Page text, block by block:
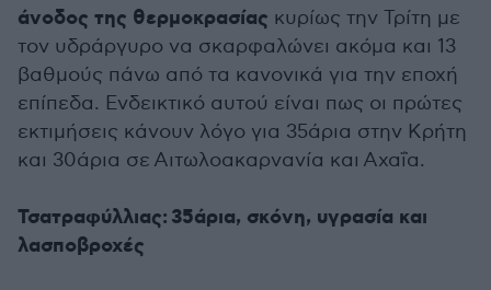
άνοδος της θερμοκρασίας κυρίως την Τρίτη με
τον υδράργυρο να σκαρφαλώνει ακόμα και 13
βαθμούς πάνω από τα κανονικά για την εποχή
επίπεδα. Ενδεικτικό αυτού είναι πως οι πρώτες
εκτιμήσεις κάνουν λόγο για 35άρια στην Κρήτη
και 30άρια σε Αιτωλοακαρνανία και Αχαΐα.
Τσατραφύλλιας: 35άρια, σκόνη, υγρασία και
λασποβροχές